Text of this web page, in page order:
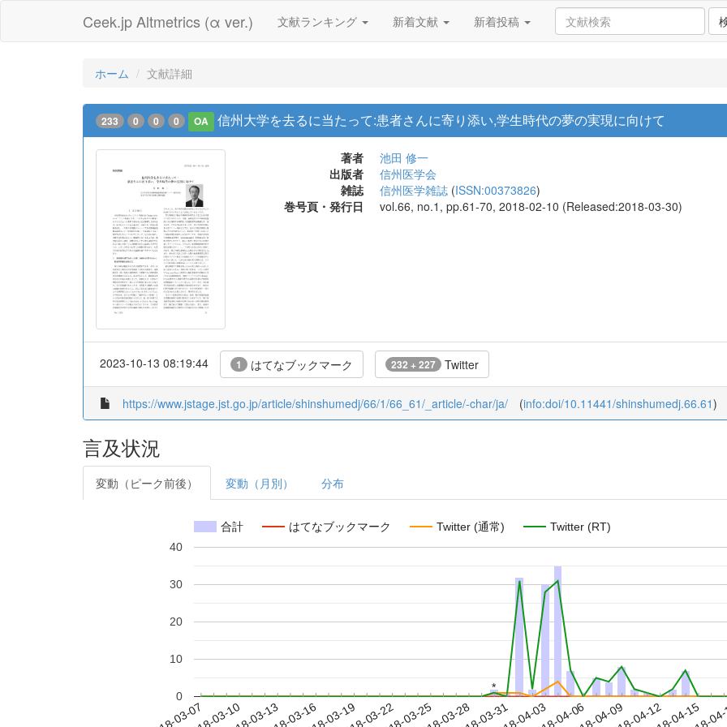
Ceek.jp Altmetrics (α ver.) 文献ランキング 新着文献 新着投稿
ホーム 文献詳細
233 0 0 0 OA 信州大学を去るに当たって:患者さんに寄り添い,学生時代の夢の実現に向けて
著者
池田 修一
出版者
信州医学会
雑誌
信州医学雑誌 (ISSN:00373826)
巻号頁・発行日
vol.66, no.1, pp.61-70, 2018-02-10 (Released:2018-03-30)
2023-10-13 08:19:44 1 はてなブックマーク 232 + 227 Twitter
https://www.jstage.jst.go.jp/article/shinshumedj/66/1/66_61/_article/-char/ja/ (info:doi/10.11441/shinshumedj.66.61)
言及状況
変動（ピーク前後） 変動（月別） 分布
合計 はてなブックマーク Twitter (通常) Twitter (RT)
0
10
20
30
40
*
*